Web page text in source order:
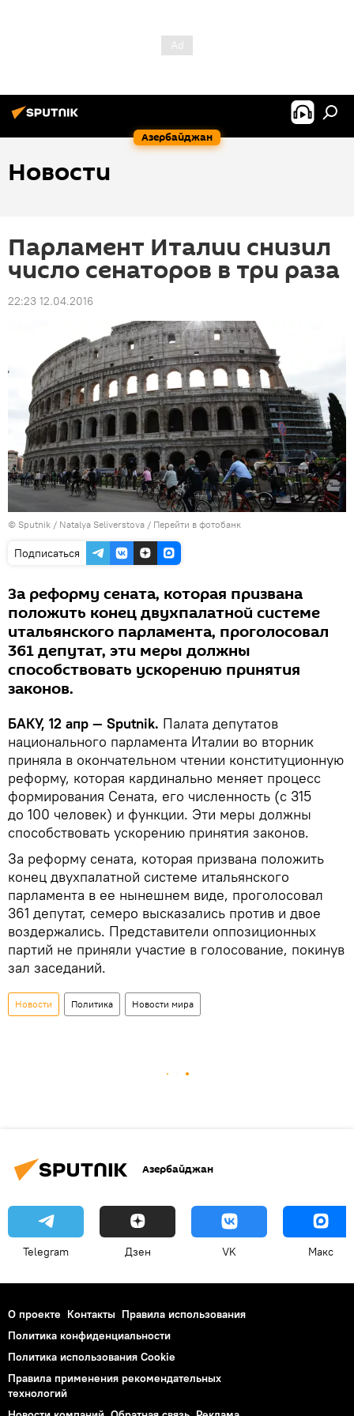
Азербайджан
Новости
Парламент Италии снизил
число сенаторов в три раза
22:23 12.04.2016
© Sputnik / Natalya Seliverstova / Перейти в фотобанк
Подписаться
За реформу сената, которая призвана
положить конец двухпалатной системе
итальянского парламента, проголосовал
361 депутат, эти меры должны
способствовать ускорению принятия
законов.
БАКУ, 12 апр — Sputnik. Палата депутатов
национального парламента Италии во вторник
приняла в окончательном чтении конституционную
реформу, которая кардинально меняет процесс
формирования Сената, его численность (с 315
до 100 человек) и функции. Эти меры должны
способствовать ускорению принятия законов.
За реформу сената, которая призвана положить
конец двухпалатной системе итальянского
парламента в ее нынешнем виде, проголосовал
361 депутат, семеро высказались против и двое
воздержались. Представители оппозиционных
партий не приняли участие в голосование, покинув
зал заседаний.
Новости Политика Новости мира
Азербайджан
Telegram Дзен VK Макс
О проекте Контакты Правила использования
Политика конфиденциальности
Политика использования Cookie
Правила применения рекомендательных
технологий